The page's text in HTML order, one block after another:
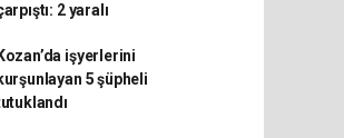
2 yaralı
Kozan’da işyerlerini
kurşunlayan 5 şüpheli